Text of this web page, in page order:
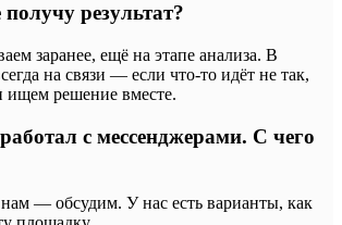
результат?
заранее, ещё на этапе анализа. В
на связи — если что-то идёт не так,
ищем решение вместе.
с мессенджерами. С чего
— обсудим. У нас есть варианты, как